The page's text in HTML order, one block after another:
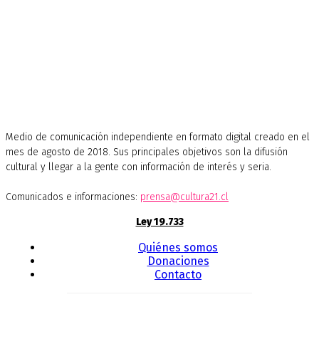
Medio de comunicación independiente en formato digital creado en el
mes de agosto de 2018. Sus principales objetivos son la difusión
cultural y llegar a la gente con información de interés y seria.
Comunicados e informaciones: prensa@cultura21.cl
Ley 19.733
Quiénes somos
Donaciones
Contacto